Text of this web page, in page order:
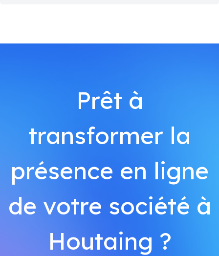
Prêt à
transformer la
présence en ligne
de votre société à
Houtaing ?